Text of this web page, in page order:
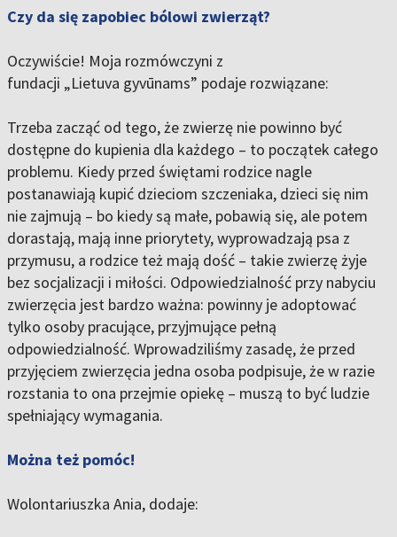
Czy da się zapobiec bólowi zwierząt?
Oczywiście! Moja rozmówczyni z
fundacji „Lietuva gyvūnams” podaje rozwiązane:
Trzeba zacząć od tego, że zwierzę nie powinno być
dostępne do kupienia dla każdego – to początek całego
problemu. Kiedy przed świętami rodzice nagle
postanawiają kupić dzieciom szczeniaka, dzieci się nim
nie zajmują – bo kiedy są małe, pobawią się, ale potem
dorastają, mają inne priorytety, wyprowadzają psa z
przymusu, a rodzice też mają dość – takie zwierzę żyje
bez socjalizacji i miłości. Odpowiedzialność przy nabyciu
zwierzęcia jest bardzo ważna: powinny je adoptować
tylko osoby pracujące, przyjmujące pełną
odpowiedzialność. Wprowadziliśmy zasadę, że przed
przyjęciem zwierzęcia jedna osoba podpisuje, że w razie
rozstania to ona przejmie opiekę – muszą to być ludzie
spełniający wymagania.
Można też pomóc!
Wolontariuszka Ania, dodaje: